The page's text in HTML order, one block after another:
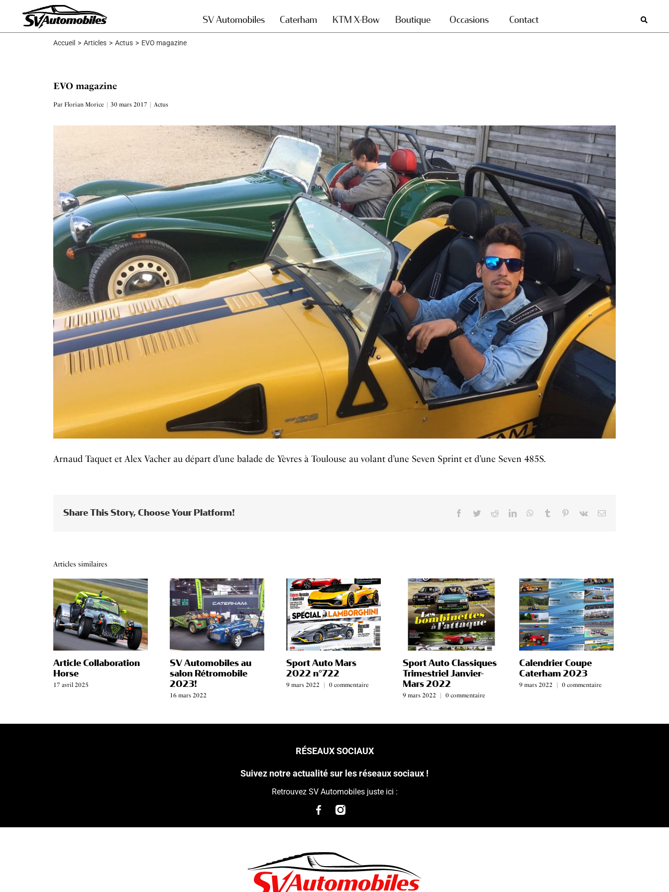
content
SV Automobiles Caterham KTM X-Bow Boutique Occasions Contact
Accueil > Articles > Actus > EVO magazine
EVO magazine
Par Florian Morice 30 mars 2017 Actus
agrandie
Arnaud Taquet et Alex Vacher au départ d’une balade de Yèvres à Toulouse au volant d’une Seven Sprint et d’une Seven 485S.
Share This Story, Choose Your Platform! Facebook
TwitterRedditLinkedInWhatsApp
Tumblr Pinterest
Vk Email
Articles similaires
Article Collaboration
Horse
17 avril 2025
SV Automobiles au
salon Rétromobile
2023!
16 mars 2022
Sport Auto Mars
2022 n°722
9 mars 2022 0 commentaire
Sport Auto Classiques
Trimestriel Janvier-
Mars 2022
9 mars 2022 0 commentaire
Calendrier Coupe
Caterham 2023
9 mars 2022 0 commentaire
RÉSEAUX SOCIAUX
Suivez notre actualité sur les réseaux sociaux !
Retrouvez SV Automobiles juste ici :